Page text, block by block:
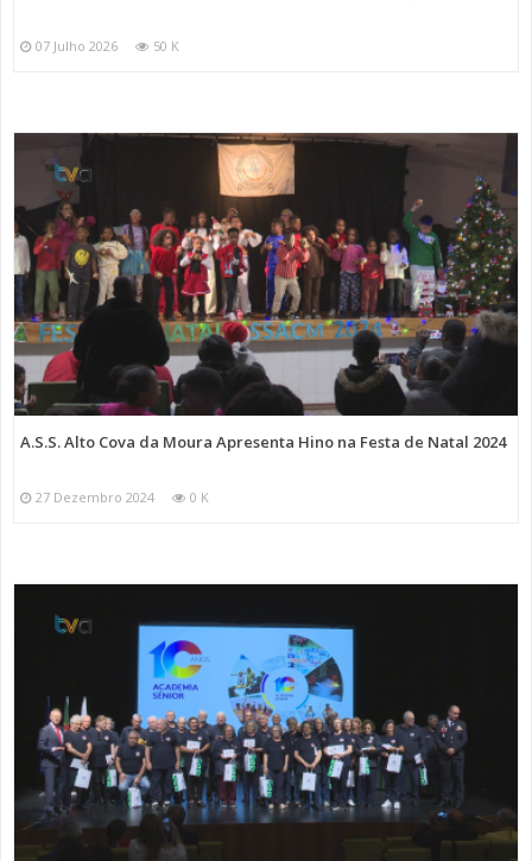
07 Julho 2026 50 K
A.S.S. Alto Cova da Moura Apresenta Hino na Festa de Natal 2024
27 Dezembro 2024 0 K